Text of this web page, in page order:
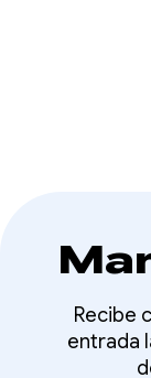
Recibe
entrada